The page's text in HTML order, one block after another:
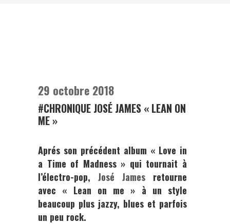
29 octobre 2018
#CHRONIQUE JOSÉ JAMES « LEAN ON
ME »
Aprés son précédent album « Love in
a Time of Madness » qui tournait à
l’électro-pop, José James retourne
avec « Lean on me » à un style
beaucoup plus jazzy, blues et parfois
un peu rock.